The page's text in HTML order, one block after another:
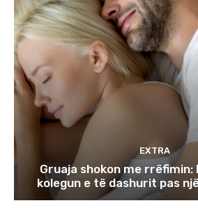
EXTRA
Gruaja shokon me rrëfimin:
kolegun e të dashurit pas